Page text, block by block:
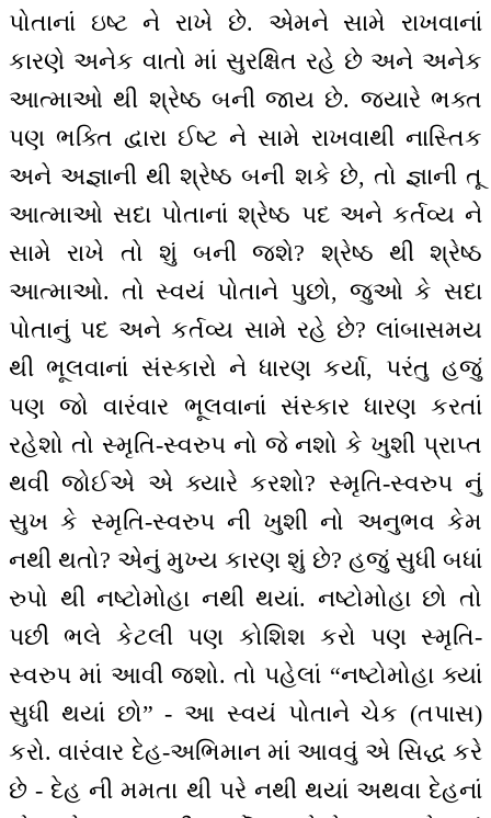
પોતાનાં ઇષ્ટ ને રાખે છે. એમને સામે રાખવાનાં
કારણે અનેક વાતો માં સુરક્ષિત રહે છે અને અનેક
આત્માઓ થી શ્રેષ્ઠ બની જાય છે. જ્યારે ભક્ત
પણ ભક્તિ દ્વારા ઈષ્ટ ને સામે રાખવાથી નાસ્તિક
અને અજ્ઞાની થી શ્રેષ્ઠ બની શકે છે, તો જ્ઞાની તૂ
આત્માઓ સદા પોતાનાં શ્રેષ્ઠ પદ અને કર્તવ્ય ને
સામે રાખે તો શું બની જશે? શ્રેષ્ઠ થી શ્રેષ્ઠ
આત્માઓ. તો સ્વયં પોતાને પુછો, જુઓ કે સદા
પોતાનું પદ અને કર્તવ્ય સામે રહે છે? લાંબાસમય
થી ભૂલવાનાં સંસ્કારો ને ધારણ કર્યા, પરંતુ હજું
પણ જો વારંવાર ભૂલવાનાં સંસ્કાર ધારણ કરતાં
રહેશો તો સ્મૃતિ-સ્વરુપ નો જે નશો કે ખુશી પ્રાપ્ત
થવી જોઈએ એ ક્યારે કરશો? સ્મૃતિ-સ્વરુપ નું
સુખ કે સ્મૃતિ-સ્વરુપ ની ખુશી નો અનુભવ કેમ
નથી થતો? એનું મુખ્ય કારણ શું છે? હજું સુધી બધાં
રુપો થી નષ્ટોમોહા નથી થયાં. નષ્ટોમોહા છો તો
પછી ભલે કેટલી પણ કોશિશ કરો પણ સ્મૃતિ-
સ્વરુપ માં આવી જશો. તો પહેલાં “નષ્ટોમોહા ક્યાં
સુધી થયાં છો” - આ સ્વયં પોતાને ચેક (તપાસ)
કરો. વારંવાર દેહ-અભિમાન માં આવવું એ સિદ્ધ કરે
છે - દેહ ની મમતા થી પરે નથી થયાં અથવા દેહનાં